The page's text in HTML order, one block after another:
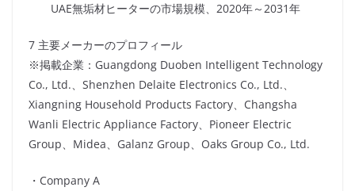
UAE無垢材ヒーターの市場規模、2020年～2031年
7 主要メーカーのプロフィール
※掲載企業：Guangdong Duoben Intelligent Technology
Co., Ltd.、Shenzhen Delaite Electronics Co., Ltd.、
Xiangning Household Products Factory、Changsha
Wanli Electric Appliance Factory、Pioneer Electric
Group、Midea、Galanz Group、Oaks Group Co., Ltd.
・Company A